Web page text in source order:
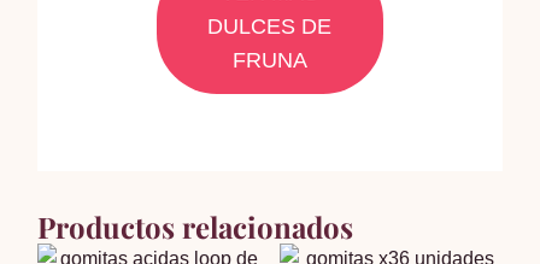
DULCES DE
FRUNA
Productos relacionados